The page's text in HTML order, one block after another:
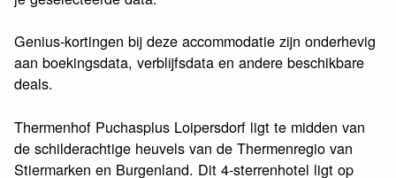
Genius-kortingen bij deze accommodatie zijn onderhevig
aan boekingsdata, verblijfsdata en andere beschikbare
deals.
Thermenhof Puchasplus Loipersdorf ligt te midden van
de schilderachtige heuvels van de Thermenregio van
Stiermarken en Burgenland. Dit 4-sterrenhotel ligt op